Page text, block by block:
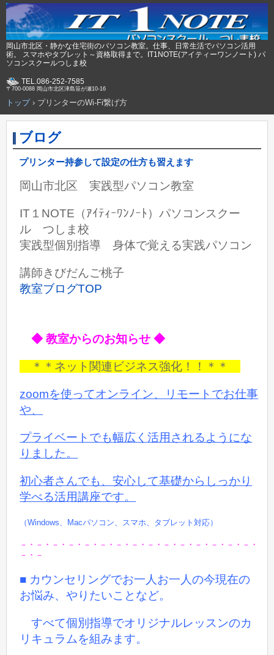
岡山市北区・静かな住宅街のパソコン教室。仕事、日常生活でパソコン活用
術。 スマホやタブレット～資格取得まで。IT1NOTE(アイティーワンノート) パ
ソコンスクールつしま校
TEL.086-252-7585
〒700-0088 岡山市北区津島笹が瀬10-16
トップ› プリンターのWi-Fi繋げ方
ブログ
プリンター持参して設定の仕方も習えます
岡山市北区 実践型パソコン教室
IT１NOTE（ｱｲﾃｨｰﾜﾝﾉｰﾄ）パソコンスクー
ル つしま校
実践型個別指導 身体で覚える実践パソコン
講師きびだんご桃子
教室ブログTOP
◆ 教室からのお知らせ ◆
＊＊ネット関連ビジネス強化！！＊＊
zoomを使ってオンライン、リモートでお仕事
や、
プライベートでも幅広く活用されるようにな
りました。
初心者さんでも、安心して基礎からしっかり
学べる活用講座です。
（Windows、Macパソコン、スマホ、タブレット対応）
－・－・－・－・－・－・－・－・－・－・－・－・－・－・－・
－・－
■ カウンセリングでお一人お一人の今現在の
お悩み、やりたいことなど。
すべて個別指導でオリジナルレッスンのカ
リキュラムを組みます。